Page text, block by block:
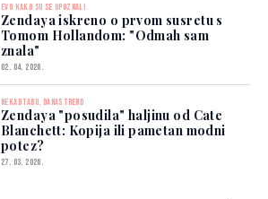
EVO KAKO SU SE UPOZNALI
Zendaya iskreno o prvom susretu s
Tomom Hollandom: "Odmah sam
znala"
02. 04. 2026.
NEKAD TABU, DANAS TREND
Zendaya "posudila" haljinu od Cate
Blanchett: Kopija ili pametan modni
potez?
27. 03. 2026.